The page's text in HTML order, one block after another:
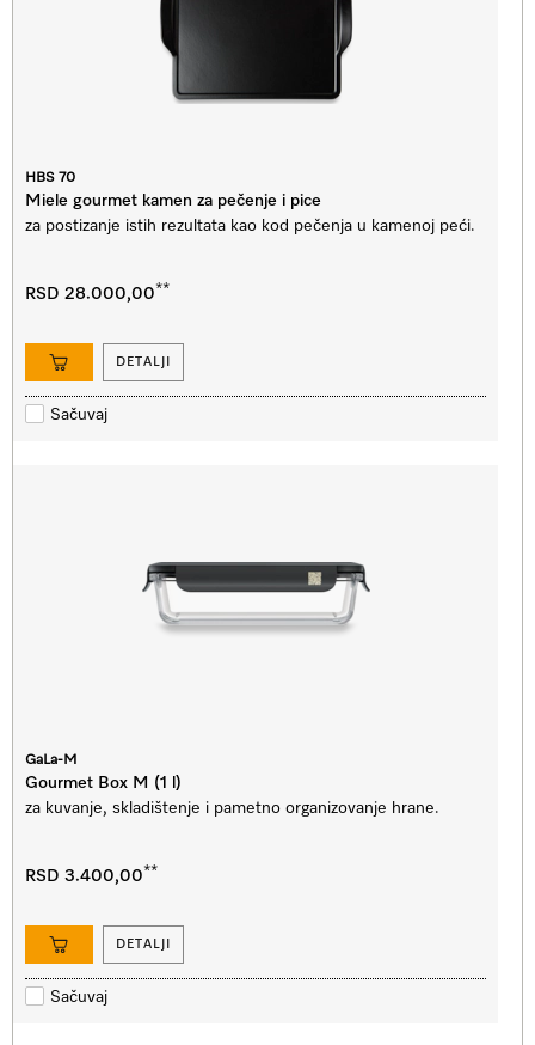
HBS 70
Miele gourmet kamen za pečenje i pice
za postizanje istih rezultata kao kod pečenja u kamenoj peći.
RSD 28.000,00**
DETALJI
Sačuvaj
GaLa-M
Gourmet Box M (1 l)
za kuvanje, skladištenje i pametno organizovanje hrane.
RSD 3.400,00**
DETALJI
Sačuvaj